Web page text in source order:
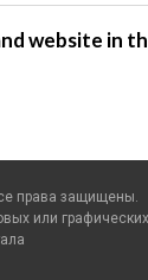
website
права защищены.
или